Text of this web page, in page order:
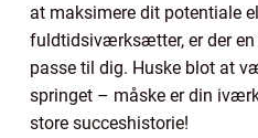
at maksimere dit potentiale
fuldtidsiværksætter, er der
passe til dig. Huske blot at
springet – måske er din
store succeshistorie!